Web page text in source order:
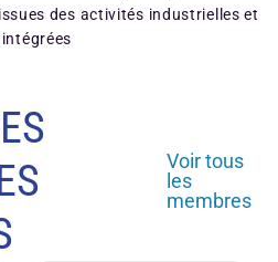
des activités industrielles et
Voir tous
les
membres